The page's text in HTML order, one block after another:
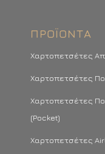
ΠΡΟΪΌΝΤΑ
Χαρτοπετσέτες
Χαρτοπετσέτες
Χαρτοπετσέτες
(Pocket)
Χαρτοπετσέτες